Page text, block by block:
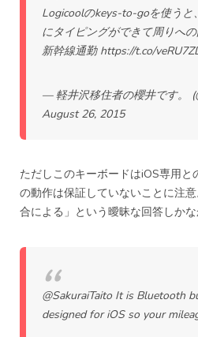
Logicoolのkeys-to-goを使うと
にタイピングができて周りへ
新幹線通勤 https://t.co/
— 軽井沢移住者の櫻井です。
August 26, 2015
ただしこのキーボードはiOS専用
の動作は保証していないことに注
合による」という曖昧な回答しかな
@SakuraiTaito It is Bluetooth
designed for iOS so your